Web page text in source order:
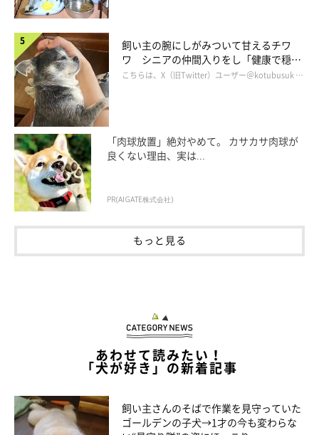
飼い主の腕にしがみついて甘えるチワ
ワ シニアの仲間入りをし「健康で穏や
かな暮らしが続いてほしい」と願う
こちらは、X（旧Twitter）ユーザー＠kotubusuk …
「肉球放置」絶対やめて。 カサカサ肉球が
良くない理由、実は...
PR(AIGATE株式会社)
もっと見る
あわせて読みたい！
「犬が好き」の新着記事
飼い主さんのそばで作業を見守っていた
ゴールデンの子犬→1才の今も変わらな